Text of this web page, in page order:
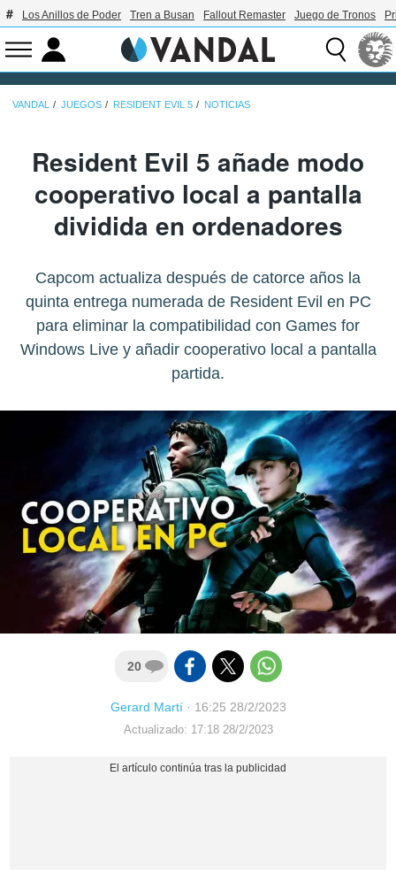
Los Anillos de Poder Tren a Busan Fallout Remaster Juego de Tronos
VANDAL JUEGOS RESIDENT EVIL 5 NOTICIAS
Resident Evil 5 añade modo
cooperativo local a pantalla
dividida en ordenadores
Capcom actualiza después de catorce años la
quinta entrega numerada de Resident Evil en PC
para eliminar la compatibilidad con Games for
Windows Live y añadir cooperativo local a pantalla
partida.
20
Gerard Martí· 16:25 28/2/2023
Actualizado: 17:18 28/2/2023